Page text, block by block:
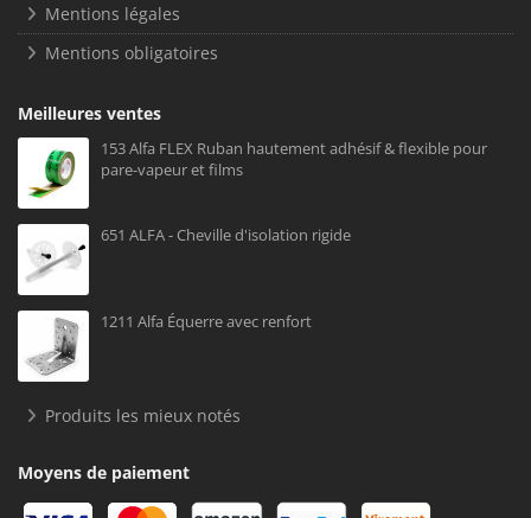
Mentions légales
Mentions obligatoires
Meilleures ventes
153 Alfa FLEX Ruban hautement adhésif & flexible pour
pare-vapeur et films
651 ALFA - Cheville d'isolation rigide
1211 Alfa Équerre avec renfort
Produits les mieux notés
Moyens de paiement